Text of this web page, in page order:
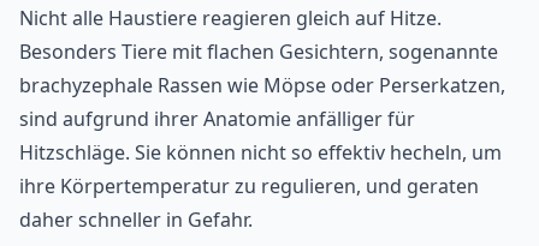
Nicht alle Haustiere reagieren gleich auf Hitze.
Besonders Tiere mit flachen Gesichtern, sogenannte
brachyzephale Rassen wie Möpse oder Perserkatzen,
sind aufgrund ihrer Anatomie anfälliger für
Hitzschläge. Sie können nicht so effektiv hecheln, um
ihre Körpertemperatur zu regulieren, und geraten
daher schneller in Gefahr.